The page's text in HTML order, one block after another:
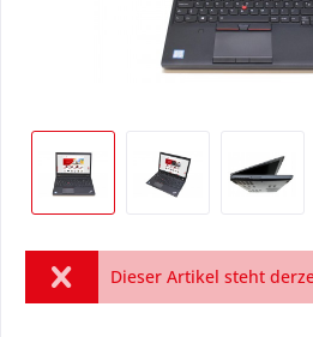
Dieser Artikel steht